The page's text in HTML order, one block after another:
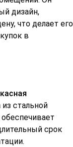
дизайн,
что делает его
в
стальной
срок